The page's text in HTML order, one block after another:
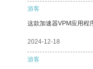
游客
这款加速器VPM应用程
2024-12-18
游客